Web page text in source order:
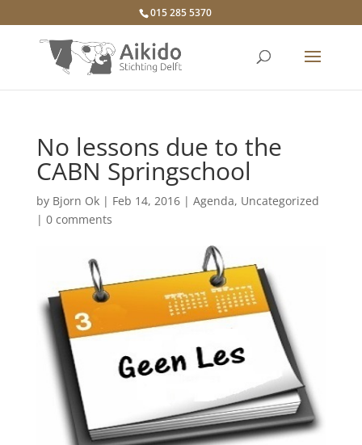
015 285 5370
No lessons due to the
CABN Springschool
by Bjorn Ok| Feb 14, 2016| Agenda, Uncategorized
| 0 comments